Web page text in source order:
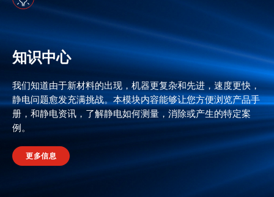
知识中心
我们知道由于新材料的出现，机器更复杂和先进，速度更快，
静电问题愈发充满挑战。本模块内容能够让您方便浏览产品手
册，和静电资讯，了解静电如何测量，消除或产生的特定案
例。
更多信息